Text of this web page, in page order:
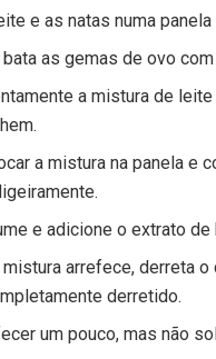
e as natas numa
bata as gemas de ovo
a mistura de
a mistura na panela e
e adicione o extrato
mistura arrefece, derreta
derretido.
um pouco, mas não